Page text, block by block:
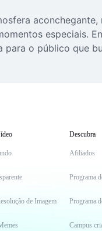
especiais.
o público que
de Imagem
Descubra
Afiliados
Programa
Programa
Campus